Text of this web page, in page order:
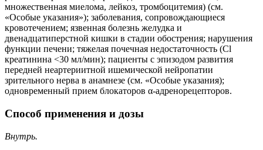
множественная миелома, лейкоз, тромбоцитемия) (см.
«Особые указания»); заболевания, сопровождающиеся
кровотечением; язвенная болезнь желудка и
двенадцатиперстной кишки в стадии обострения; нарушения
функции печени; тяжелая почечная недостаточность (Cl
креатинина <30 мл/мин); пациенты с эпизодом развития
передней неартериитной ишемической нейропатии
зрительного нерва в анамнезе (см. «Особые указания);
одновременный прием блокаторов α-адренорецепторов.
Способ применения и дозы
Внутрь.